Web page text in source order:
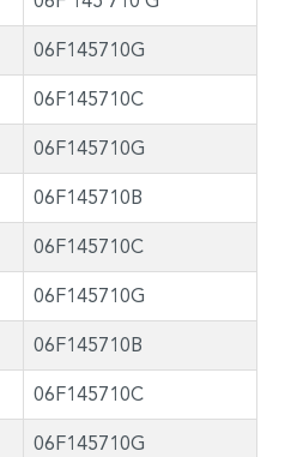
06F145710G
06F145710C
06F145710G
06F145710B
06F145710C
06F145710G
06F145710B
06F145710C
06F145710G